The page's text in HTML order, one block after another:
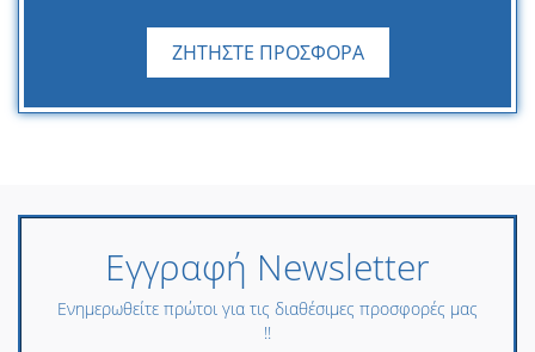
ΖΗΤΗΣΤΕ ΠΡΟΣΦΟΡΑ
Εγγραφή Newsletter
Ενημερωθείτε πρώτοι για τις διαθέσιμες προσφορές μας
!!